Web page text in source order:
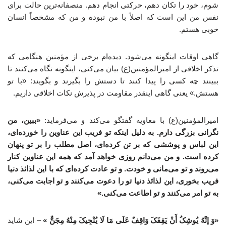
شوم، خود را تکان دهم، حرکتی انجام دهم. منصفانه‌ترین حالت برای
نفس من این است که اصلاً با من نبوده و من که مشخصاً انسان
خوبی هستم.
گاهی اوقات اینگونه می‌شود. دیده‌ام برخی از مؤمنین هنگامی که
تذکر اخلاقی از امیرالمؤمنین(ع) بیان می‌کنی، اینگونه نگاه می‌کنند تا
ببینند چه کسی را پیدا کنند تا دستش را بگیرند و بگویند: «با تو
هستش.» یعنی گاهی اینقدر مقاومت در پذیرش نکات اخلاقی داریم.
امیرالمؤمنین(ع) با معاویه گفتگو می‌کند و می‌فرماید: «ببین، من
نگرانی بزرگی دارم. به دلیل اینکه تو فریب این عناوین را خورده‌ای،
این لباس و پوششی که بر تن کرده‌ای، اصل مطلب را بر تو پنهان
کرده است. و من می‌دانم روزی خواهد آمد که همه این عناوین کنار
می‌روند و تو می‌مانی و خودت. و تو عادت کرده‌ای که با این لذائذ دنیا
فریب بخوری، این لذائذ دنیا تو را دعوت می‌کنند و تو اجابت می‌کنی،
به تو امر می‌کنند و تو اطاعت می‌کنی.»
«وَ إِنَّهُ یُوشِکُ أَنْ یَقِفَکَ وَاقِفٌ عَلَی مَا لَا یُنْجِیکَ مِنْهُ مِجَنٌّ »– این شاید